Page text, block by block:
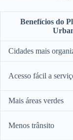
Benefícios do
Cidades mais
Acesso fácil a
Mais áreas verdes
Menos trânsito